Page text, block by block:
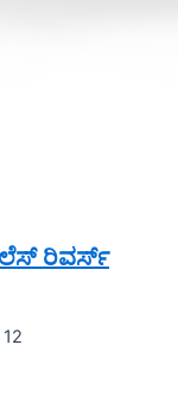
ರಿವರ್ಸ್